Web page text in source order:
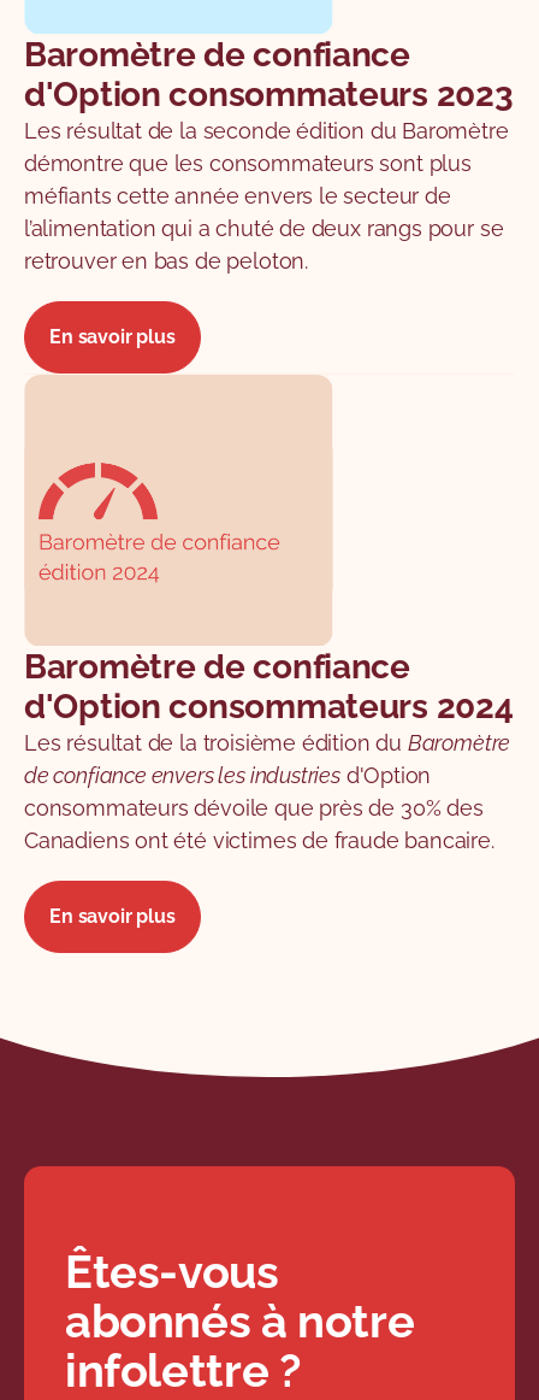
Baromètre de confiance
d'Option consommateurs 2023
Les résultat de la seconde édition du Baromètre
démontre que les consommateurs sont plus
méfiants cette année envers le secteur de
l’alimentation qui a chuté de deux rangs pour se
retrouver en bas de peloton.
En savoir plus
Baromètre de confiance
d'Option consommateurs 2024
Les résultat de la troisième édition du Baromètre
de confiance envers les industriesd'Option
consommateurs dévoile que près de 30% des
Canadiens ont été victimes de fraude bancaire.
En savoir plus
Êtes-vous
abonnés à notre
infolettre ?